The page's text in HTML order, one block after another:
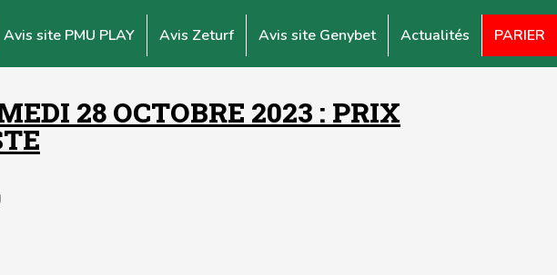
Avis site PMU PLAY Avis Zeturf Avis site Genybet Actualités PARIER
28 OCTOBRE 2023 : PRIX